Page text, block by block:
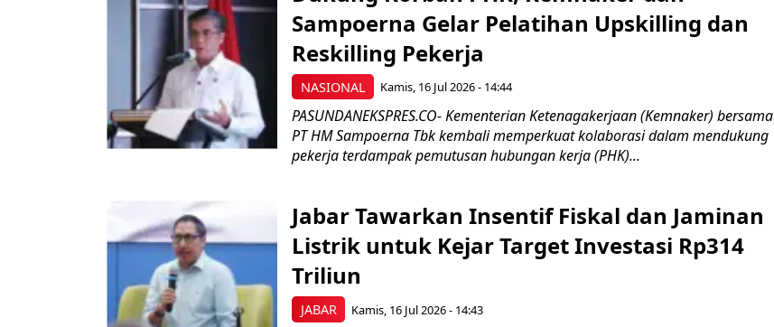
NASIONAL
Sampoerna Gelar Pelatihan Upskilling dan
Reskilling Pekerja
Kamis, 16 Jul 2026 - 14:44
PASUNDANEKSPRES.CO- Kementerian Ketenagakerjaan (Kemnaker) bersama
PT HM Sampoerna Tbk kembali memperkuat kolaborasi dalam mendukung
pekerja terdampak pemutusan hubungan kerja (PHK)...
JABAR
Jabar Tawarkan Insentif Fiskal dan Jaminan
Listrik untuk Kejar Target Investasi Rp314
Triliun
Kamis, 16 Jul 2026 - 14:43